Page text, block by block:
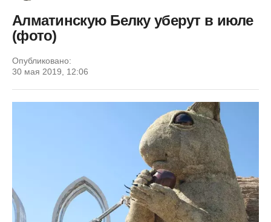
Алматинскую Белку уберут в июле
(фото)
Опубликовано:
30 мая 2019, 12:06